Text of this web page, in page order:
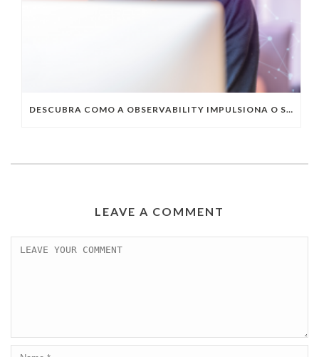
DESCUBRA COMO A OBSERVABILITY IMPULSIONA O SUCESSO DO SEU NEGÓCIO
LEAVE A COMMENT